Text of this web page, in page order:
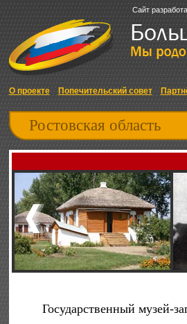
Сайт
О проекте Попечительский совет
Ростовская область
Государственный музей-